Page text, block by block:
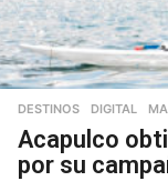
DESTINOS ,DIGITAL ,
Acapulco
por su